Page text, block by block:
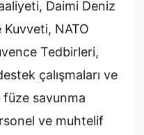
Daimi Deniz
NATO
Tedbirleri,
çalışmaları ve
savunma
ve muhtelif